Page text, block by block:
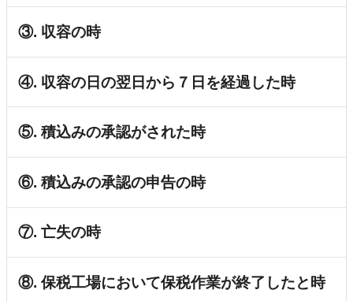
③. 収容の時
④. 収容の日の翌日から７日を経過した時
⑤. 積込みの承認がされた時
⑥. 積込みの承認の申告の時
⑦. 亡失の時
⑧. 保税工場において保税作業が終了したと時